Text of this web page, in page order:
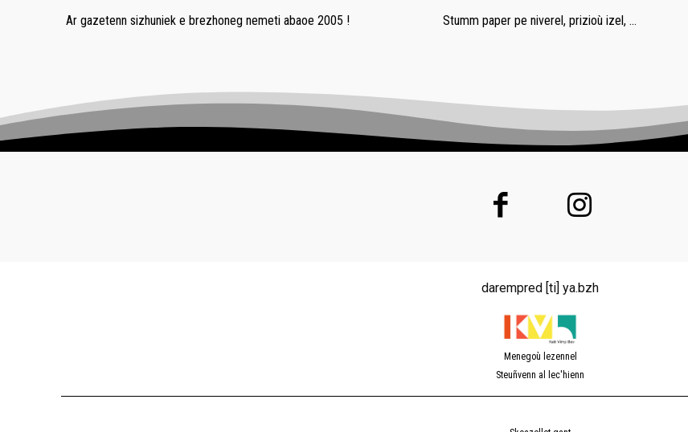
Ar gazetenn sizhuniek e brezhoneg nemeti abaoe 2005 ! Stumm paper pe niverel, prizioù izel, ...
darempred [ti] ya.bzh
Menegoù lezennel
Steuñvenn al lec'hienn